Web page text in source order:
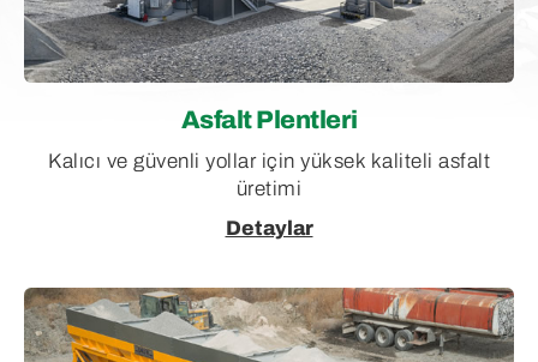
Asfalt Plentleri
Kalıcı ve güvenli yollar için yüksek kaliteli asfalt
üretimi
Detaylar